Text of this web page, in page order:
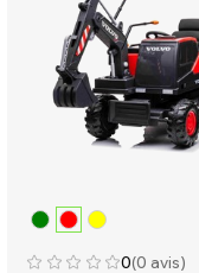
0(0 avis)